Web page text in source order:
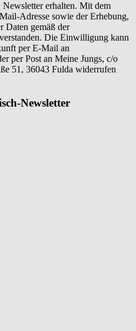
erhalten. Mit dem
Adresse sowie der Erhebung,
Daten gemäß der
Die Einwilligung kann
per E-Mail an
per Post an Meine Jungs, c/o
51, 36043 Fulda widerrufen
Newsletter